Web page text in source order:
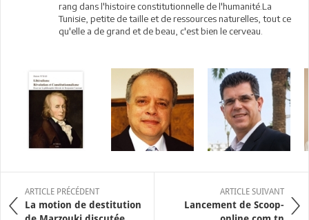
rang dans l'histoire constitutionnelle de l'humanité.La
Tunisie, petite de taille et de ressources naturelles, tout ce
qu'elle a de grand et de beau, c'est bien le cerveau.
ARTICLE PRÉCÉDENT
La motion de destitution
ARTICLE SUIVANT
Lancement de Scoop-